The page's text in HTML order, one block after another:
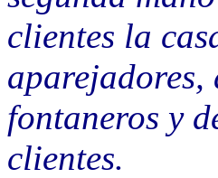
clientes la
aparejadores,
fontaneros y
clientes.